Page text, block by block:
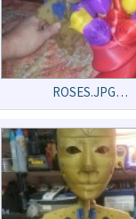
ROSES.JPG…